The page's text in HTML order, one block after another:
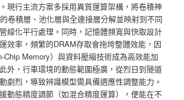
現行主流方案多採用異質運算架構，將卷積神
卷積層、池化層與全連接層分解並映射到不同
線化平行處理。同時，記憶體頻寬與快取設計
效率，頻繁的DRAM存取會拖垮整體效能，因
Chip Memory）與資料壓縮技術成為高效能加
外，行車環境的動態範圍極廣，從烈日到隧道
劇烈，導致辨識模型需具備適應性調整能力。
動態精度調節（如混合精度運算），便能在不